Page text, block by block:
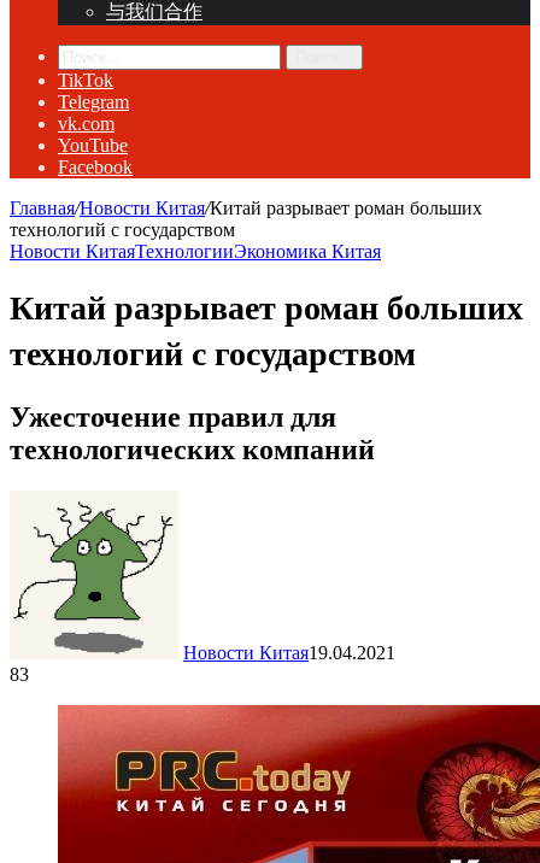
与我们合作
TikTok
Telegram
vk.com
YouTube
Facebook
Главная/Новости Китая/Китай разрывает роман больших
технологий с государством
Новости КитаяТехнологииЭкономика Китая
Китай разрывает роман больших
технологий с государством
Ужесточение правил для
технологических компаний
Новости Китая19.04.2021
83